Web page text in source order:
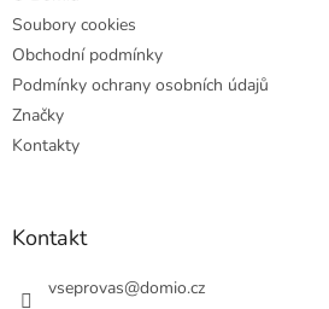
Soubory cookies
Obchodní podmínky
Podmínky ochrany osobních údajů
Značky
Kontakty
Kontakt
vseprovas@domio.cz